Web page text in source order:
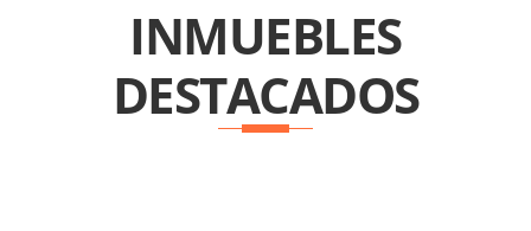
INMUEBLES
DESTACADOS